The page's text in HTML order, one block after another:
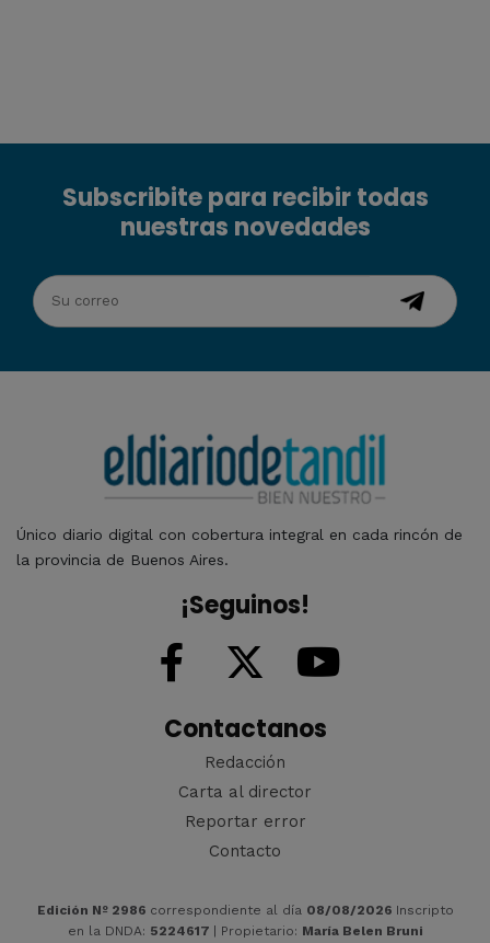
Subscribite para recibir todas
nuestras novedades
Único diario digital con cobertura integral en cada rincón de
la provincia de Buenos Aires.
¡Seguinos!
Contactanos
Redacción
Carta al director
Reportar error
Contacto
Edición Nº 2986 correspondiente al día 08/08/2026 Inscripto
en la DNDA: 5224617 | Propietario: María Belen Bruni